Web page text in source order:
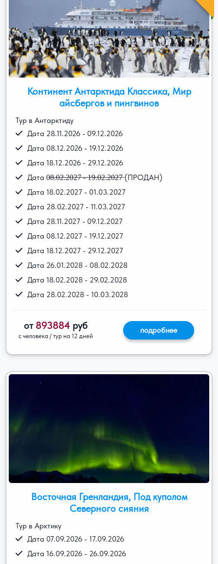
Континент Антарктида Классика, Мир
айсбергов и пингвинов
Тур в Антарктиду
Дата 28.11.2026 - 09.12.2026
Дата 08.12.2026 - 19.12.2026
Дата 18.12.2026 - 29.12.2026
Дата 0̶8̶.̶0̶2̶.̶2̶0̶2̶7̶ ̶-̶ ̶1̶9̶.̶0̶2̶.̶2̶0̶2̶7̶ (ПРОДАН)
Дата 18.02.2027 - 01.03.2027
Дата 28.02.2027 - 11.03.2027
Дата 28.11.2027 - 09.12.2027
Дата 08.12.2027 - 19.12.2027
Дата 18.12.2027 - 29.12.2027
Дата 26.01.2028 - 08.02.2028
Дата 18.02.2028 - 29.02.2028
Дата 28.02.2028 - 10.03.2028
от 893884 руб
с человека / тур на 12 дней
подробнее
Восточная Гренландия, Под куполом
Северного сияния
Тур в Арктику
Дата 07.09.2026 - 17.09.2026
Дата 16.09.2026 - 26.09.2026